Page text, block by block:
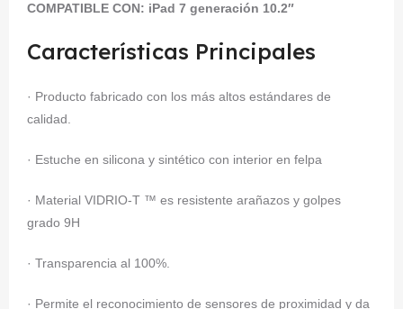
COMPATIBLE CON: iPad 7 generación 10.2″
Características Principales
· Producto fabricado con los más altos estándares de
calidad.
· Estuche en silicona y sintético con interior en felpa
· Material VIDRIO-T ™ es resistente arañazos y golpes
grado 9H
· Transparencia al 100%.
· Permite el reconocimiento de sensores de proximidad y da